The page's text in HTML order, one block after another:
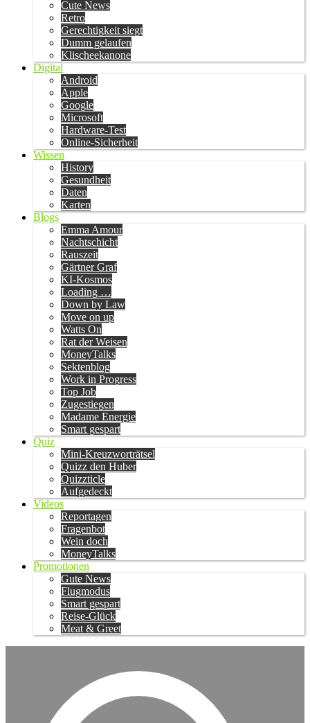
Cute News
Retro
Gerechtigkeit siegt
Dumm gelaufen
Klischeekanone
Digital
Android
Apple
Google
Microsoft
Hardware-Test
Online-Sicherheit
Wissen
History
Gesundheit
Daten
Karten
Blogs
Emma Amour
Nachtschicht
Rauszeit
Gärtner Graf
KI-Kosmos
Loading …
Down by Law
Move on up
Watts On
Rat der Weisen
MoneyTalks
Sektenblog
Work in Progress
Top Job
Zugestiegen
Madame Energie
Smart gespart
Quiz
Mini-Kreuzworträtsel
Quizz den Huber
Quizzticle
Aufgedeckt
Videos
Reportagen
Fragenbot
Wein doch
MoneyTalks
Promotionen
Gute News
Flugmodus
Smart gespart
Reise-Glück
Meat & Greet